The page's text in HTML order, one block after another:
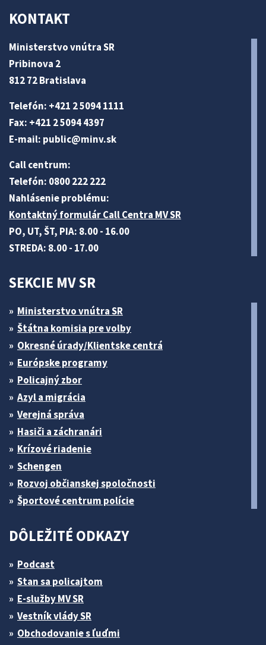
KONTAKT
Ministerstvo vnútra SR
Pribinova 2
812 72 Bratislava
Telefón: +421 2 5094 1111
Fax: +421 2 5094 4397
E-mail: public@minv.sk
Call centrum:
Telefón: 0800 222 222
Nahlásenie problému:
Kontaktný formulár Call Centra MV SR
PO, UT, ŠT, PIA: 8.00 - 16.00
STREDA: 8.00 - 17.00
SEKCIE MV SR
Ministerstvo vnútra SR
Štátna komisia pre volby
Okresné úrady/Klientske centrá
Európske programy
Policajný zbor
Azyl a migrácia
Verejná správa
Hasiči a záchranári
Krízové riadenie
Schengen
Rozvoj občianskej spoločnosti
Športové centrum polície
DÔLEŽITÉ ODKAZY
Podcast
Stan sa policajtom
E-služby MV SR
Vestník vlády SR
Obchodovanie s ľuďmi